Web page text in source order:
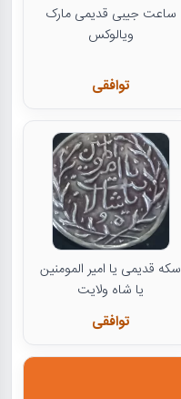
ساعت جیبی قدیمی مارک
ویالوکس
توافقی
سکه قدیمی یا امیر المومنین
یا شاه ولایت
توافقی